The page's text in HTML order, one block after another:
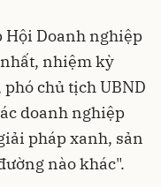
Hội Doanh nghiệp
nhất, nhiệm kỳ
chủ tịch UBND
doanh nghiệp
pháp xanh, sản
nào khác".